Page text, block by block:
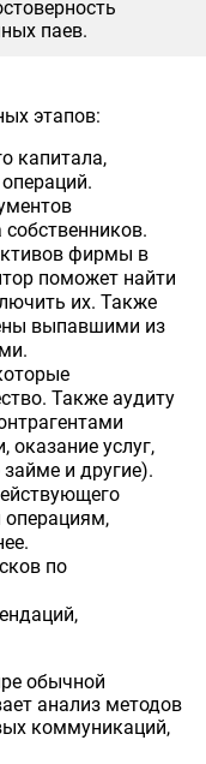
паев.
этапов:
капитала,
фирмы в
поможет найти
их. Также
выпавшими из
Также аудиту
оказание услуг,
и другие).
операциям,
по
обычной
анализ методов
коммуникаций,